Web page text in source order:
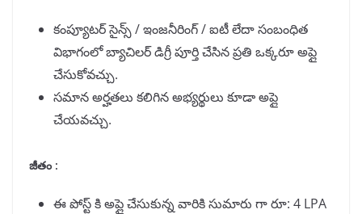
కంప్యూటర్ సైన్స్ / ఇంజనీరింగ్ / ఐటీ లేదా సంబంధిత
విభాగంలో బ్యాచిలర్ డిగ్రీ పూర్తి చేసిన ప్రతి ఒక్కరూ అప్లై
చేసుకోవచ్చు.
సమాన అర్హతలు కలిగిన అభ్యర్థులు కూడా అప్లై
చేయవచ్చు.
జీతం :
ఈ పోస్ట్ కి అప్లై చేసుకున్న వారికి సుమారు గా రూ: 4 LPA